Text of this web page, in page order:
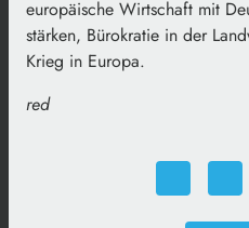
europäische Wirtschaft mit
stärken, Bürokratie in der
Krieg in Europa.
red